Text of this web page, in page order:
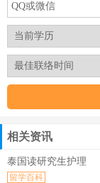
相关资讯
泰国读研究生护理
留学百科